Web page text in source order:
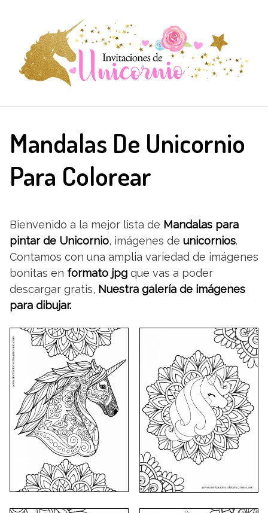
contenido
Mandalas De Unicornio
Para Colorear
Bienvenido a la mejor lista de Mandalas para
pintar de Unicornio, imágenes de unicornios.
Contamos con una amplia variedad de imágenes
bonitas en formato jpg que vas a poder
descargar gratis, Nuestra galería de imágenes
para dibujar.